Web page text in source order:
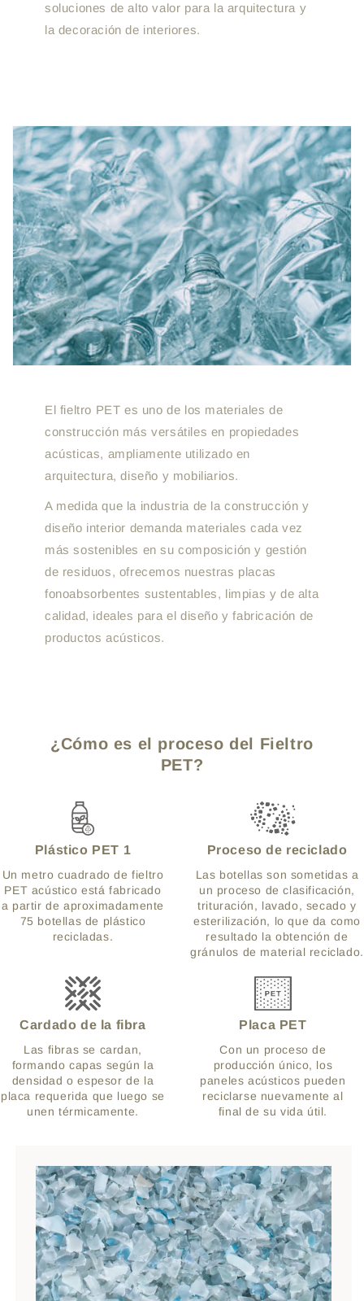
soluciones de alto valor para la arquitectura y
la decoración de interiores.
El fieltro PET es uno de los materiales de
construcción más versátiles en propiedades
acústicas, ampliamente utilizado en
arquitectura, diseño y mobiliarios.
A medida que la industria de la construcción y
diseño interior demanda materiales cada vez
más sostenibles en su composición y gestión
de residuos, ofrecemos nuestras placas
fonoabsorbentes sustentables, limpias y de alta
calidad, ideales para el diseño y fabricación de
productos acústicos.
¿Cómo es el proceso del Fieltro
PET?
Plástico PET 1
Un metro cuadrado de fieltro
PET acústico está fabricado
a partir de aproximadamente
75 botellas de plástico
recicladas.
Proceso de reciclado
Las botellas son sometidas a
un proceso de clasificación,
trituración, lavado, secado y
esterilización, lo que da como
resultado la obtención de
gránulos de material reciclado.
Cardado de la fibra
Las fibras se cardan,
formando capas según la
densidad o espesor de la
placa requerida que luego se
unen térmicamente.
Placa PET
Con un proceso de
producción único, los
paneles acústicos pueden
reciclarse nuevamente al
final de su vida útil.